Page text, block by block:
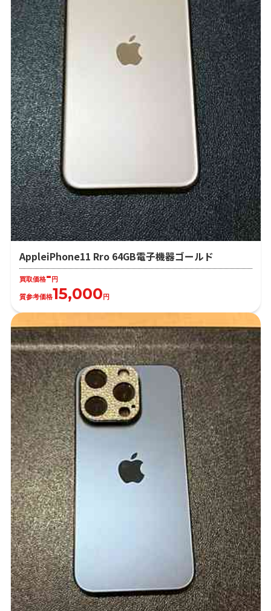
AppleiPhone11 Rro 64GB電子機器ゴールド
買取価格- 円
質参考価格15,000 円